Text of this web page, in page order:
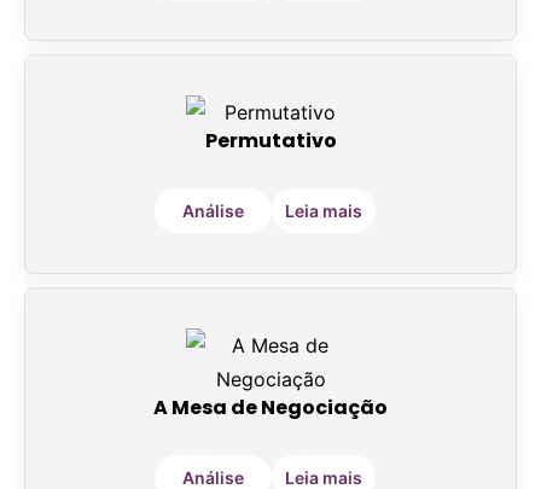
Permutativo
Análise Leia mais
A Mesa de Negociação
Análise Leia mais